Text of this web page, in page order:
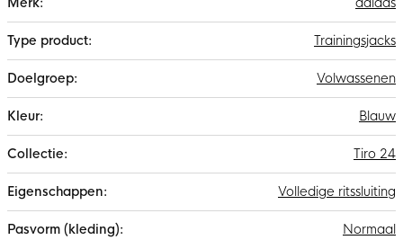
informatie
Trainingsjacks
Volwassenen
Blauw
Tiro 24
Volledige ritssluiting
Normaal